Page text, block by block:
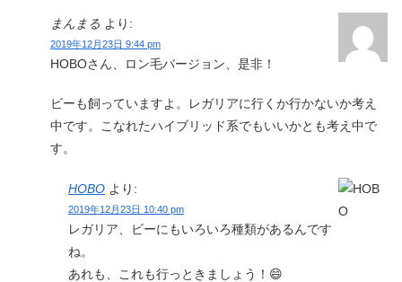
まんまる より:
2019年12月23日 9:44 pm
HOBOさん、ロン毛バージョン、是非！
ビーも飼っていますよ。レガリアに行くか行かないか考え
中です。こなれたハイブリッド系でもいいかとも考え中で
す。
HOBO より:
2019年12月23日 10:40 pm
レガリア、ビーにもいろいろ種類があるんです
ね。
あれも、これも行っときましょう！😄